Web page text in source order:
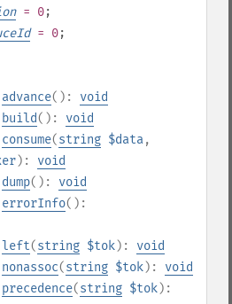
= 0;
= 0;
advance(): void
build(): void
consume(string $data,
): void
dump(): void
errorInfo():
left(string $tok): void
nonassoc(string $tok): void
precedence(string $tok):